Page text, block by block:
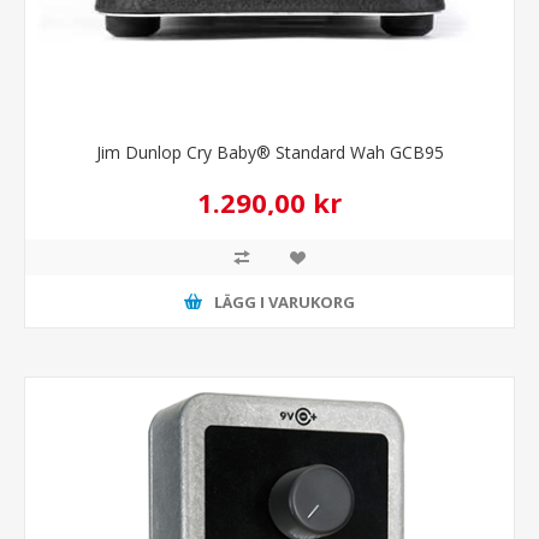
Jim Dunlop Cry Baby® Standard Wah GCB95
1.290,00 kr
LÄGG I VARUKORG